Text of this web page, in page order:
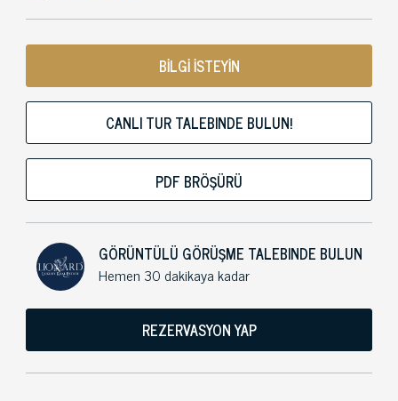
BİLGİ İSTEYİN
CANLI TUR TALEBINDE BULUN!
PDF BRÖŞÜRÜ
GÖRÜNTÜLÜ GÖRÜŞME TALEBINDE BULUN
Hemen 30 dakikaya kadar
REZERVASYON YAP